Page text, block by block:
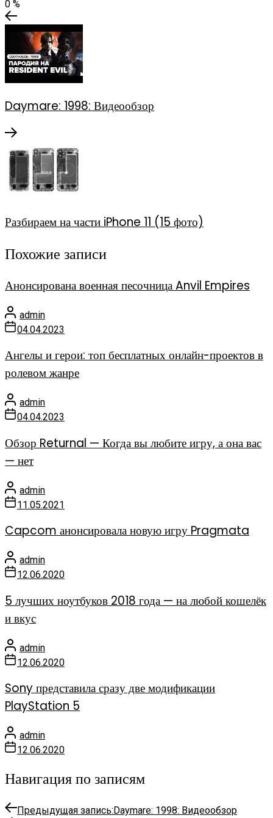
0 %
Daymare: 1998: Видеообзор
Разбираем на части iPhone 11 (15 фото)
Похожие записи
Анонсирована военная песочница Anvil Empires
admin
04.04.2023
Ангелы и герои: топ бесплатных онлайн-проектов в
ролевом жанре
admin
04.04.2023
Обзор Returnal — Когда вы любите игру, а она вас
— нет
admin
11.05.2021
Capcom анонсировала новую игру Pragmata
admin
12.06.2020
5 лучших ноутбуков 2018 года — на любой кошелёк
и вкус
admin
12.06.2020
Sony представила сразу две модификации
PlayStation 5
admin
12.06.2020
Навигация по записям
Предыдущая запись:Daymare: 1998: Видеообзор